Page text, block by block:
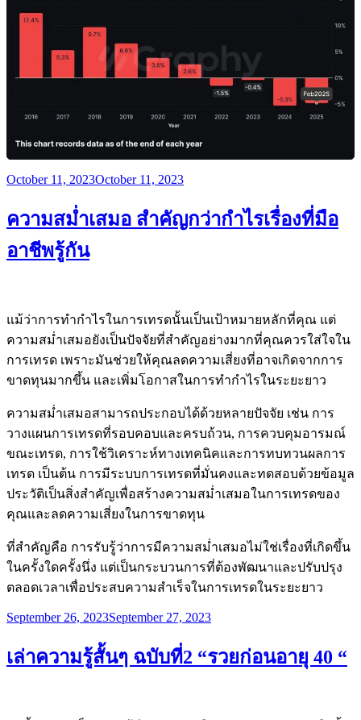
Posted
October 11, 2023October 11, 2023
ความสม่ำเสมอ สำคัญกว่ากำไรเรื่องที่มือ
อาชีพรู้กัน
แม้ว่าการทำกำไรในการเทรดนั้นเป็นเป้าหมายหลักที่คุณ แต่
ความสม่ำเสมอยังเป็นปัจจัยที่สำคัญอย่างมากที่คุณควรใส่ใจใน
การเทรด เพราะมันช่วยให้คุณลดความเสี่ยงที่อาจเกิดจากการ
ขาดทุนมากขึ้น และเพิ่มโอกาสในการทำกำไรในระยะยาว
ความสม่ำเสมอสามารถประกอบได้ด้วยหลายปัจจัย เช่น การ
วางแผนการเทรดที่รอบคอบและครบถ้วน, การควบคุมอารมณ์
ขณะเทรด, การใช้วิเคราะห์ทางเทคนิคและการทบทวนผลการ
เทรด เป็นต้น การมีระบบการเทรดที่มั่นคงและทดสอบด้วยข้อมูล
ประวัติเป็นสิ่งสำคัญเพื่อสร้างความสม่ำเสมอในการเทรดของ
คุณและลดความเสี่ยงในการขาดทุน
ที่สำคัญคือ การรับรู้ว่าการมีความสม่ำเสมอไม่ใช่เรื่องที่เกิดขึ้น
ในครั้งใดครั้งนึ่ง แต่เป็นกระบวนการที่ต้องพัฒนาและปรับปรุง
ตลอดเวลาเพื่อประสบความสำเร็จในการเทรดในระยะยาว
Posted
September 26, 2023September 27, 2023
เล่าความรู้สั้นๆ ฉบับที่2 “รวยก่อนอายุ 40 “